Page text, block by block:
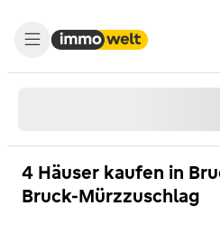
4 Häuser kaufen in
Bruck-Mürzzuschlag